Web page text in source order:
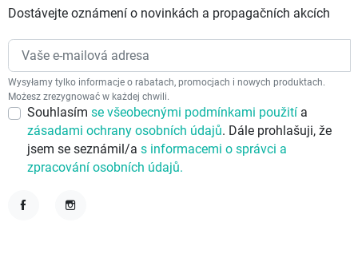
Dostávejte oznámení o novinkách a propagačních akcích
Wysyłamy tylko informacje o rabatach, promocjach i nowych produktach.
Możesz zrezygnować w każdej chwili.
Souhlasím se všeobecnými podmínkami použití a
zásadami ochrany osobních údajů. Dále prohlašuji, že
jsem se seznámil/a s informacemi o správci a
zpracování osobních údajů.